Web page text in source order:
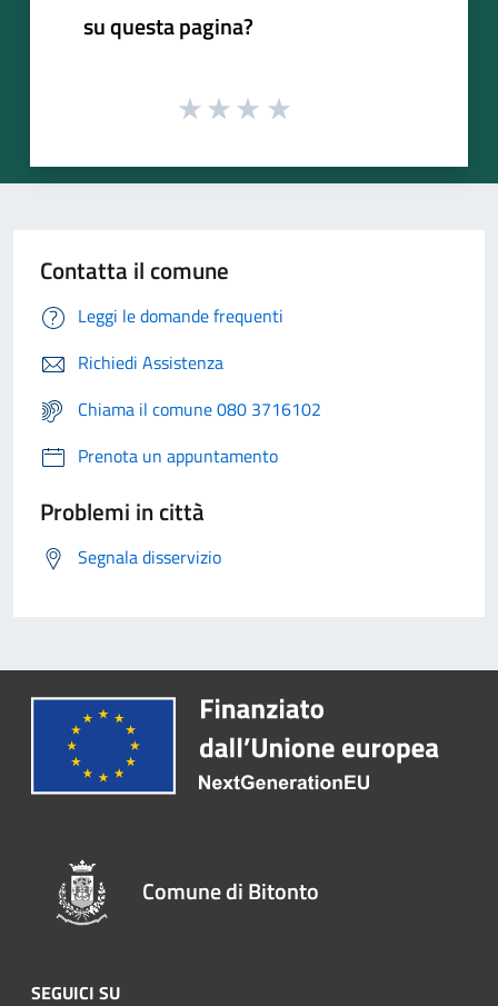
su questa pagina?
Contatta il comune
Leggi le domande frequenti
Richiedi Assistenza
Chiama il comune 080 3716102
Prenota un appuntamento
Problemi in città
Segnala disservizio
Comune di Bitonto
SEGUICI SU